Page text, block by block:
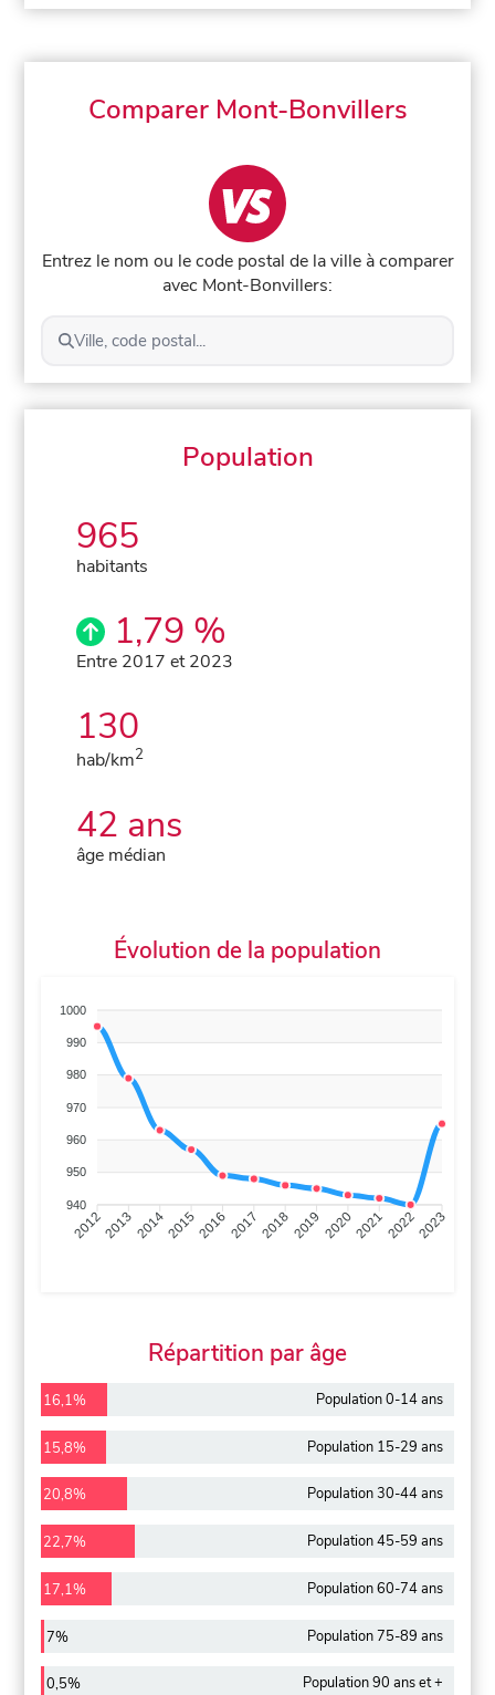
Comparer Mont-Bonvillers
Entrez le nom ou le code postal de la ville à comparer
avec Mont-Bonvillers:
Ville, code postal...
Population
965
habitants
1,79 %
Entre 2017 et 2023
130
hab/km2
42 ans
âge médian
Évolution de la population
1000
990
980
970
960
950
940
201220132014201520162017 20182019 2020202120222023
Répartition par âge
16,1% Population 0-14 ans
15,8% Population 15-29 ans
20,8% Population 30-44 ans
22,7% Population 45-59 ans
17,1% Population 60-74 ans
7% Population 75-89 ans
0,5% Population 90 ans et +